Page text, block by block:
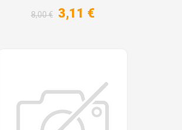
8,00 € 3,11 €